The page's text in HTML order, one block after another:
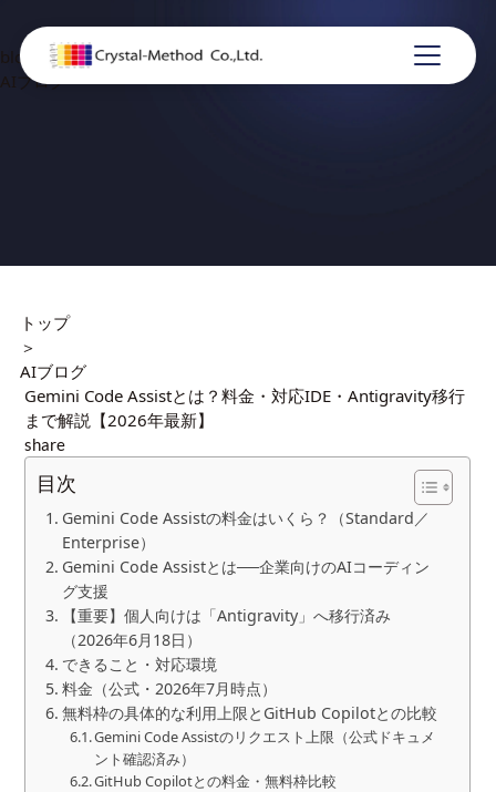
blog
AIブログ
トップ
＞
AIブログ
Gemini Code Assistとは？料金・対応IDE・Antigravity移行
まで解説【2026年最新】
share
目次
Gemini Code Assistの料金はいくら？（Standard／
Enterprise）
Gemini Code Assistとは──企業向けのAIコーディン
グ支援
【重要】個人向けは「Antigravity」へ移行済み
（2026年6月18日）
できること・対応環境
料金（公式・2026年7月時点）
無料枠の具体的な利用上限とGitHub Copilotとの比較
Gemini Code Assistのリクエスト上限（公式ドキュメ
ント確認済み）
GitHub Copilotとの料金・無料枠比較